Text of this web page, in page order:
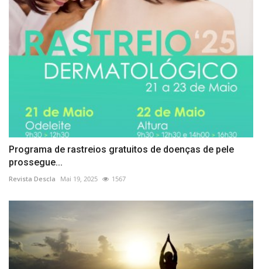
Programa de rastreios gratuitos de doenças de pele
prossegue...
Revista Descla Mai 19, 2025 1567